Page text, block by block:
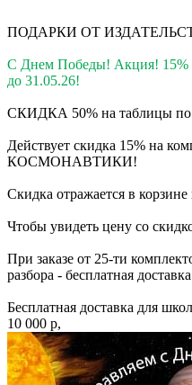
ПОДАРКИ ОТ
С Днем Победы! Акция! 15%
до 31.05.26!
СКИДКА 50% на таблицы
Действует скидка 15% на
КОСМОНАВТИКИ!
Скидка отражается в
Чтобы увидеть цену со
При заказе от 25-ти
разбора - бесплатная
Бесплатная доставка для
10 000 р,